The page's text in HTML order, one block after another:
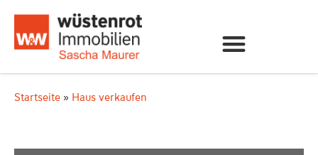
Startseite » Haus verkaufen